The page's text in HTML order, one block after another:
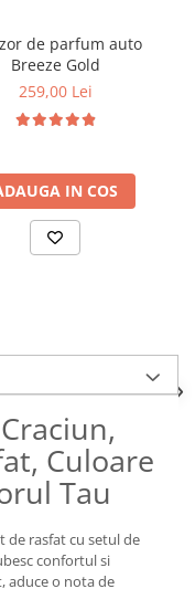
de parfum auto
Breeze Gold
259,00 Lei
IN COS
Culoare
Tau
de rasfat cu setul de
confortul si
aduce o nota de